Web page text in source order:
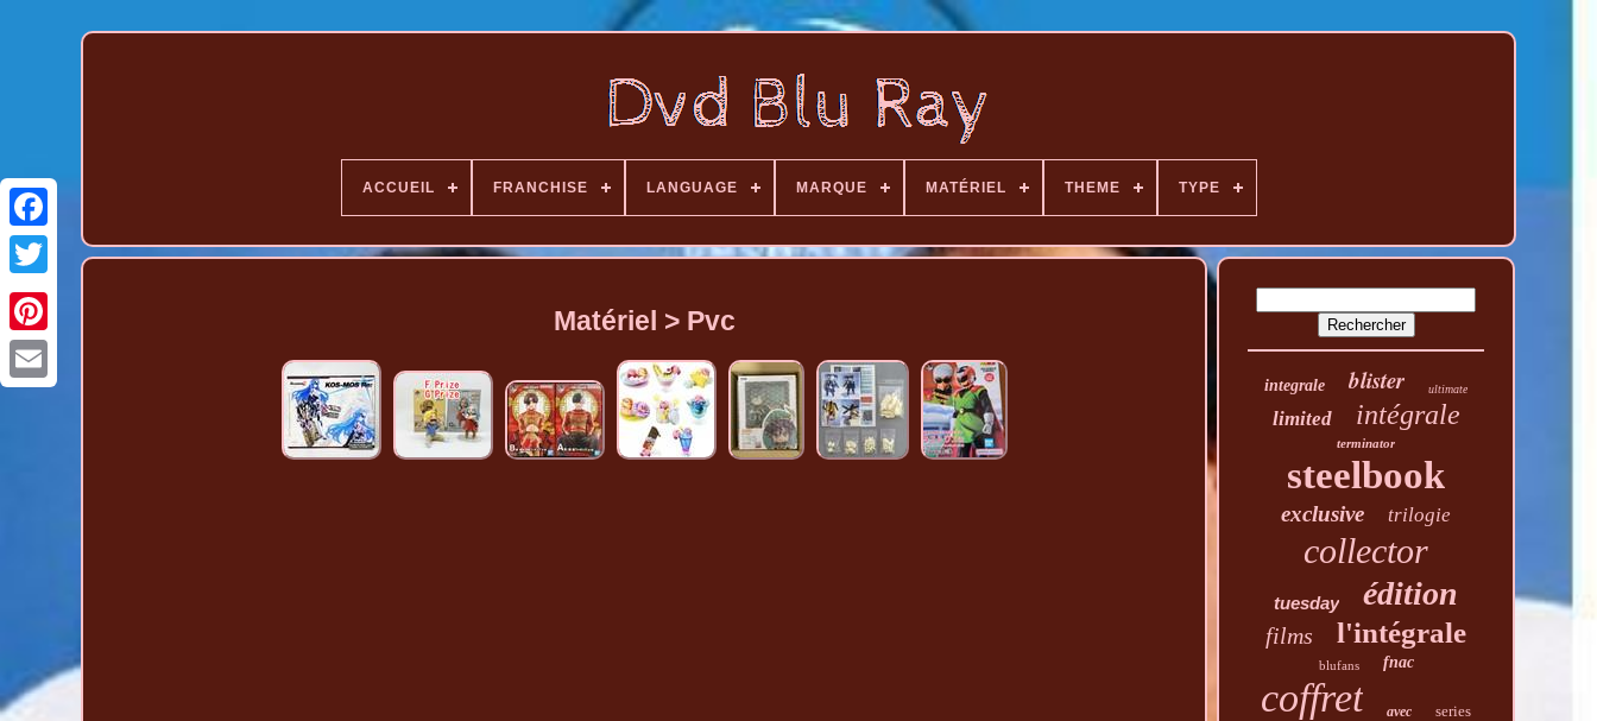
Pinterest
ACCUEIL FRANCHISE LANGUAGE MARQUE MATÉRIEL THEME TYPE
Matériel > Pvc
integrale blister ultimate
limited intégrale
terminator
steelbook
exclusive trilogie
collector
tuesday édition
films l'intégrale
blufans fnac
coffret avec series